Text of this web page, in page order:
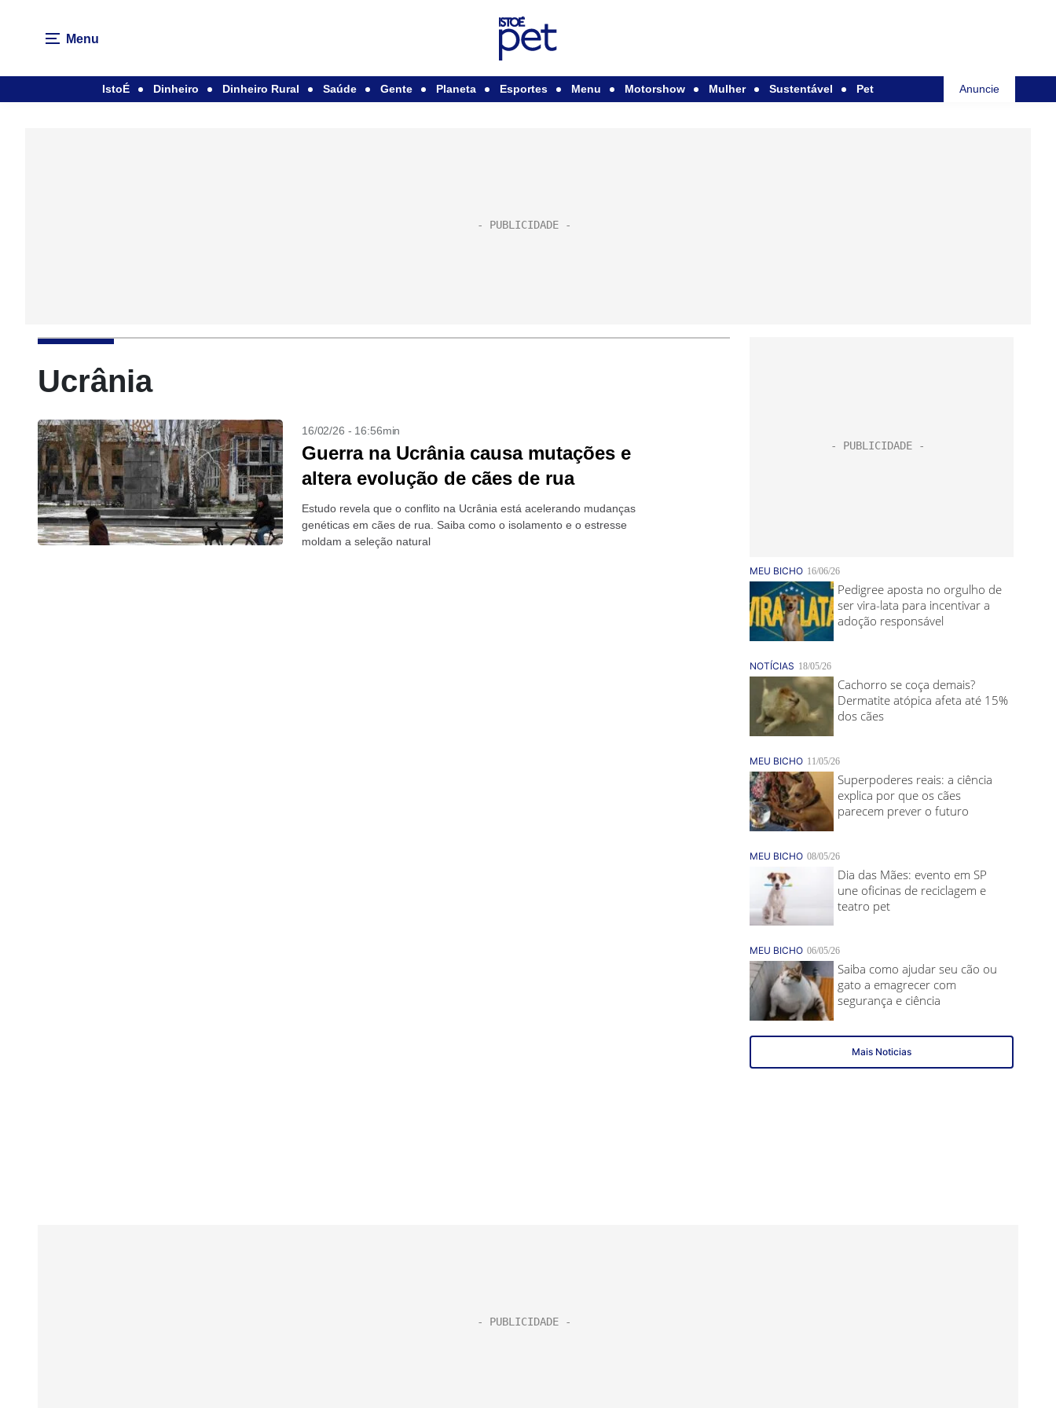
Menu
IstoÉ Dinheiro Dinheiro Rural Saúde Gente Planeta Esportes Menu Motorshow Mulher Sustentável Pet Anuncie
Ucrânia
16/02/26 - 16:56min
Guerra na Ucrânia causa mutações e
altera evolução de cães de rua
Estudo revela que o conflito na Ucrânia está acelerando mudanças
genéticas em cães de rua. Saiba como o isolamento e o estresse
moldam a seleção natural